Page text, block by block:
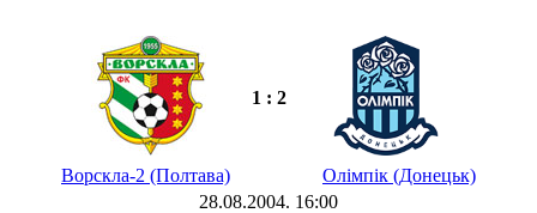
1 : 2
Ворскла-2 (Полтава)
Олімпік (Донецьк)
28.08.2004. 16:00